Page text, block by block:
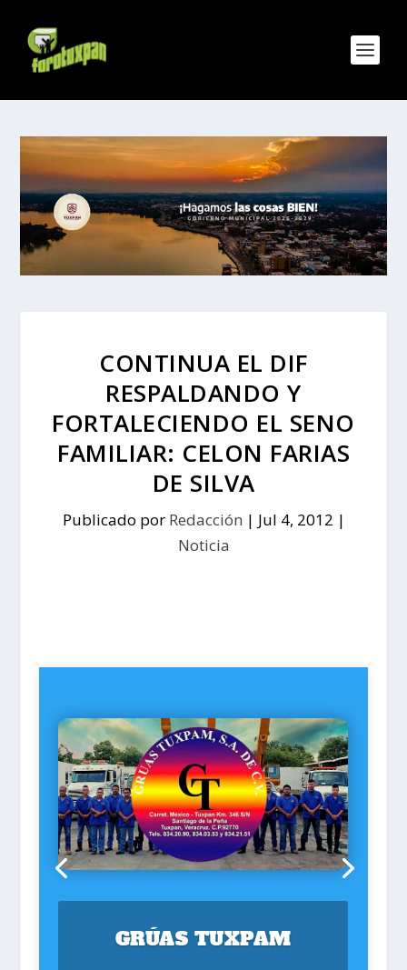
CONTINUA EL DIF
RESPALDANDO Y
FORTALECIENDO EL SENO
FAMILIAR: CELON FARIAS
DE SILVA
Publicado por Redacción | Jul 4, 2012 |
Noticia
GRÚAS TUXPAM